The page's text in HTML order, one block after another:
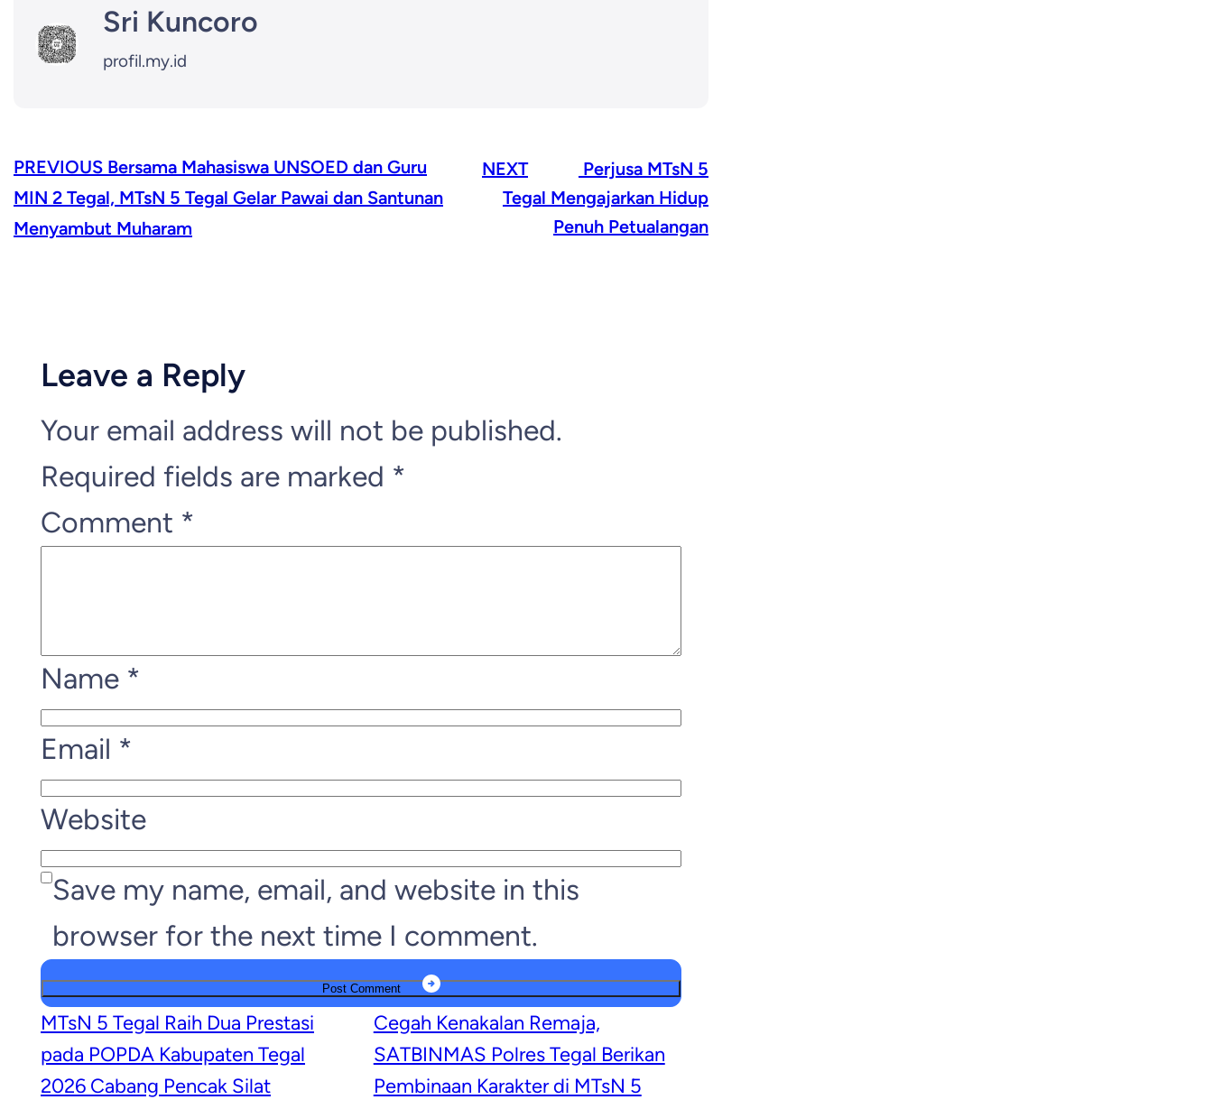
Sri Kuncoro
profil.my.id
PREVIOUS Bersama Mahasiswa UNSOED dan Guru
MIN 2 Tegal, MTsN 5 Tegal Gelar Pawai dan Santunan
Menyambut Muharam
NEXT
Perjusa MTsN 5
Tegal Mengajarkan Hidup
Penuh Petualangan
Leave a Reply
Your email address will not be published.
Required fields are marked *
Comment *
Name *
Email *
Website
Save my name, email, and website in this
browser for the next time I comment.
MTsN 5 Tegal Raih Dua Prestasi
pada POPDA Kabupaten Tegal
2026 Cabang Pencak Silat
Cegah Kenakalan Remaja,
SATBINMAS Polres Tegal Berikan
Pembinaan Karakter di MTsN 5